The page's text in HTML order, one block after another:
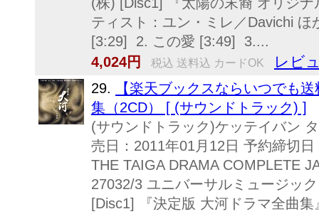
ティスト：ユン・ミレ／Davichi
[3:29] 2. この愛 [3:49] 3....
4,024円
税込 送料込 カードOK レビ
29.
【楽天ブックスならいつでも
集（2CD） [ (サウンドトラック) ]
(サウンドトラック)ケッテイバン
売日：2011年01月12日 予約締切
THE TAIGA DRAMA COMPLETE
27032/3 ユニバーサルミュージッ
[Disc1] 『決定版 大河ドラマ全曲